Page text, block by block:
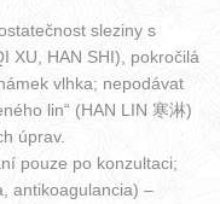
sleziny s
XU, HAN SHI), pokročilá
vlhka; nepodávat
lin“ (HAN LIN 寒淋)
úprav.
pouze po konzultaci;
antikoagulancia) –